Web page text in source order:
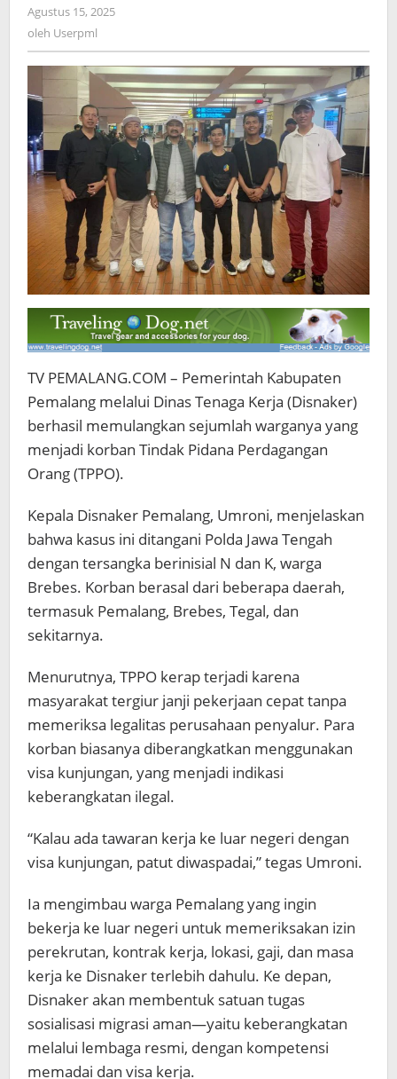
Agustus 15, 2025
oleh Userpml
TV PEMALANG.COM – Pemerintah Kabupaten
Pemalang melalui Dinas Tenaga Kerja (Disnaker)
berhasil memulangkan sejumlah warganya yang
menjadi korban Tindak Pidana Perdagangan
Orang (TPPO).
Kepala Disnaker Pemalang, Umroni, menjelaskan
bahwa kasus ini ditangani Polda Jawa Tengah
dengan tersangka berinisial N dan K, warga
Brebes. Korban berasal dari beberapa daerah,
termasuk Pemalang, Brebes, Tegal, dan
sekitarnya.
Menurutnya, TPPO kerap terjadi karena
masyarakat tergiur janji pekerjaan cepat tanpa
memeriksa legalitas perusahaan penyalur. Para
korban biasanya diberangkatkan menggunakan
visa kunjungan, yang menjadi indikasi
keberangkatan ilegal.
“Kalau ada tawaran kerja ke luar negeri dengan
visa kunjungan, patut diwaspadai,” tegas Umroni.
Ia mengimbau warga Pemalang yang ingin
bekerja ke luar negeri untuk memeriksakan izin
perekrutan, kontrak kerja, lokasi, gaji, dan masa
kerja ke Disnaker terlebih dahulu. Ke depan,
Disnaker akan membentuk satuan tugas
sosialisasi migrasi aman—yaitu keberangkatan
melalui lembaga resmi, dengan kompetensi
memadai dan visa kerja.